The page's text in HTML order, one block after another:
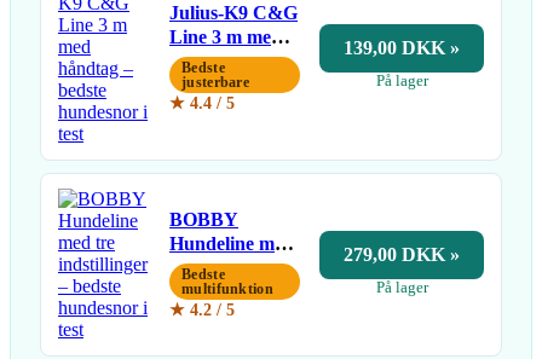
Julius-K9 C&G
Line 3 m med
håndtag
Bedste
justerbare
★ 4.4 / 5
139,00 DKK »
På lager
BOBBY
Hundeline med
tre indstillinger
Bedste
multifunktion
★ 4.2 / 5
279,00 DKK »
På lager